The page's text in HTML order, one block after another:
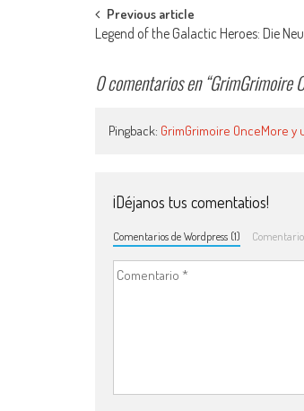
Navegación de
Previous article
Legend of the Galactic Heroes: Die
0 comentarios en “GrimGrimoire
Pingback: GrimGrimoire OnceMore
¡Déjanos tus comentatios!
Comentarios de Wordpress (1)